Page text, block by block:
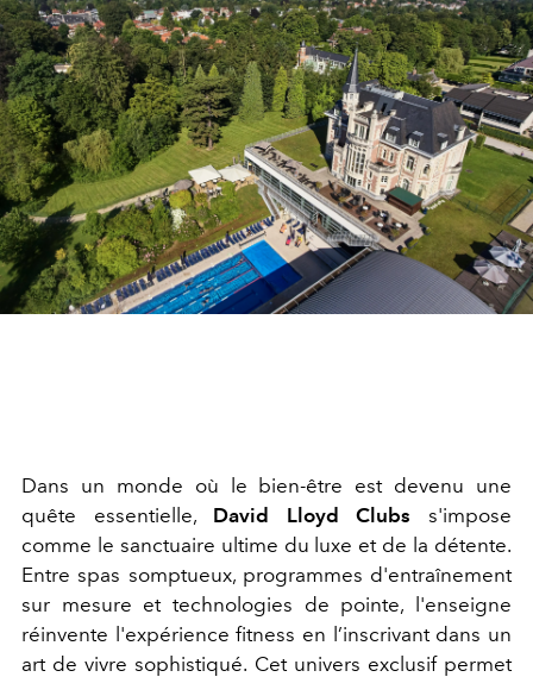
Dans un monde où le bien-être est devenu une
quête essentielle, David Lloyd Clubs s'impose
comme le sanctuaire ultime du luxe et de la détente.
Entre spas somptueux, programmes d'entraînement
sur mesure et technologies de pointe, l'enseigne
réinvente l'expérience fitness en l’inscrivant dans un
art de vivre sophistiqué. Cet univers exclusif permet